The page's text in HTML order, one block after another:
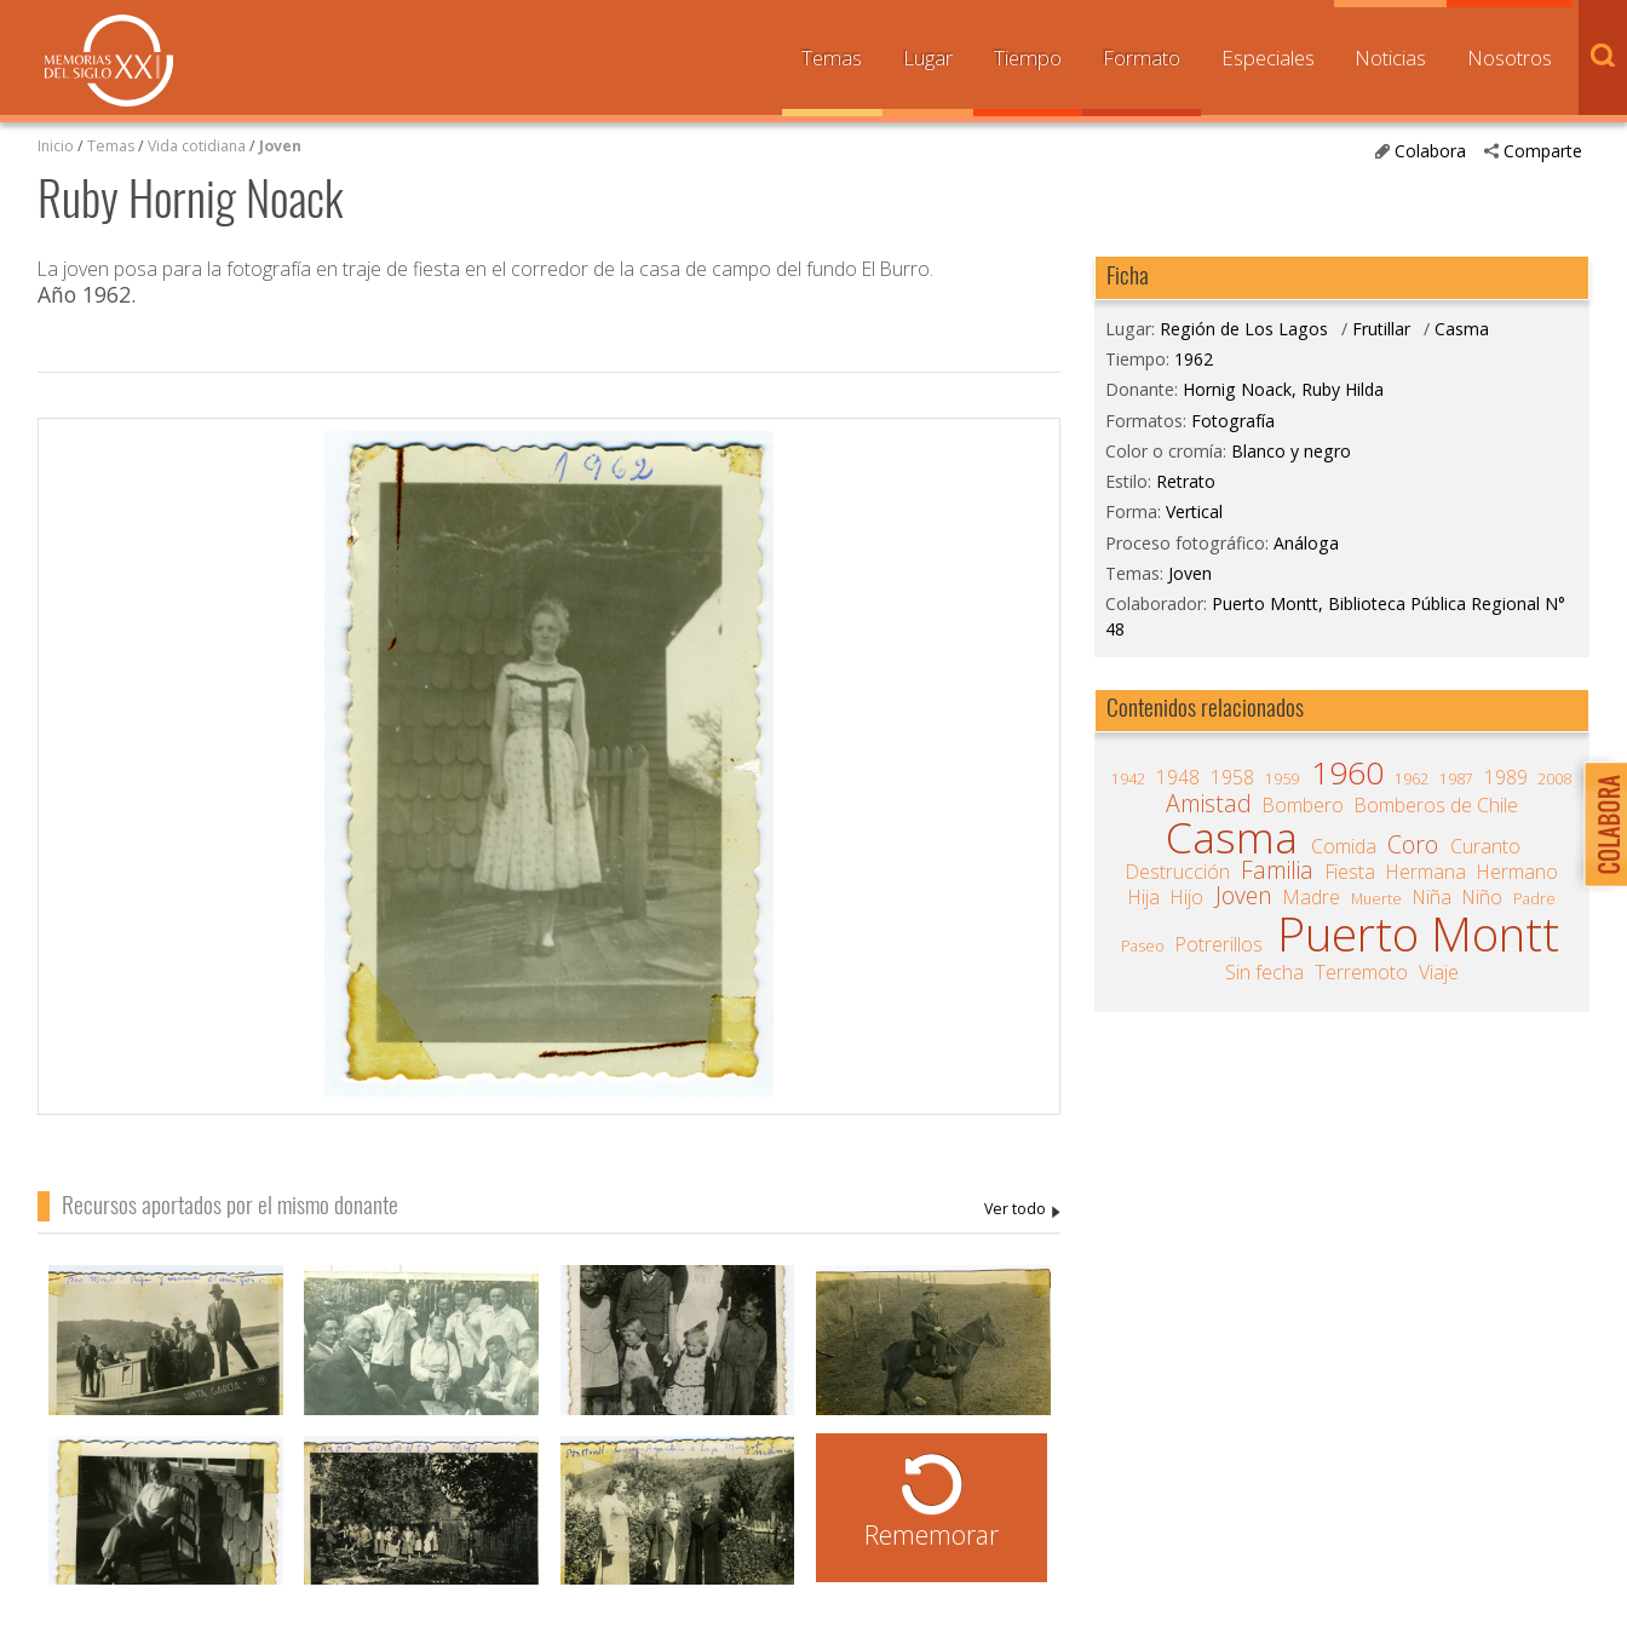
Temas Lugar Tiempo Formato Especiales Noticias Nosotros
Comparte
Colabora
Inicio /Temas/Vida cotidiana/ Joven
Ruby Hornig Noack
La joven posa para la fotografía en traje de fiesta en el corredor de la casa de campo del fundo El Burro.
Año 1962.
Recursos aportados por el mismo donante
Rememorar
Ficha
Lugar: Región de Los Lagos / Frutillar / Casma
Tiempo: 1962
Donante: Hornig Noack, Ruby Hilda
Formatos: Fotografía
Color o cromía: Blanco y negro
Estilo: Retrato
Forma: Vertical
Proceso fotográfico: Análoga
Temas: Joven
Colaborador: Puerto Montt, Biblioteca Pública Regional N°
48
Contenidos relacionados
1942 1948 1958 1959 1960 1962 1987 1989 2008
Amistad Bombero Bomberos de Chile
Casma Comida Coro Curanto
Destrucción Familia Fiesta Hermana Hermano
Hija Hijo Joven Madre Muerte Niña Niño Padre
Paseo Potrerillos Puerto Montt
Sin fecha Terremoto Viaje